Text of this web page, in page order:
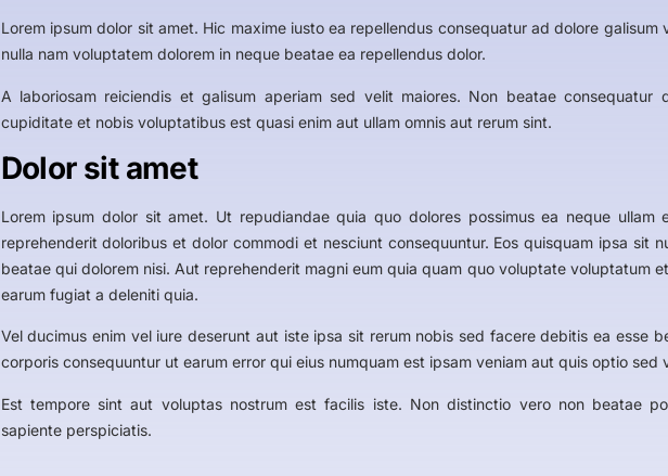
Lorem ipsum dolor sit amet. Hic maxime iusto ea repellendus consequatur ad dolore
nulla nam voluptatem dolorem in neque beatae ea repellendus dolor.
A laboriosam reiciendis et galisum aperiam sed velit maiores. Non beatae consequatur
cupiditate et nobis voluptatibus est quasi enim aut ullam omnis aut rerum sint.
Dolor sit amet
Lorem ipsum dolor sit amet. Ut repudiandae quia quo dolores possimus ea neque ullam
reprehenderit doloribus et dolor commodi et nesciunt consequuntur. Eos quisquam ipsa sit
beatae qui dolorem nisi. Aut reprehenderit magni eum quia quam quo voluptate voluptatum
earum fugiat a deleniti quia.
Vel ducimus enim vel iure deserunt aut iste ipsa sit rerum nobis sed facere debitis ea esse
corporis consequuntur ut earum error qui eius numquam est ipsam veniam aut quis optio sed
Est tempore sint aut voluptas nostrum est facilis iste. Non distinctio vero non beatae
sapiente perspiciatis.